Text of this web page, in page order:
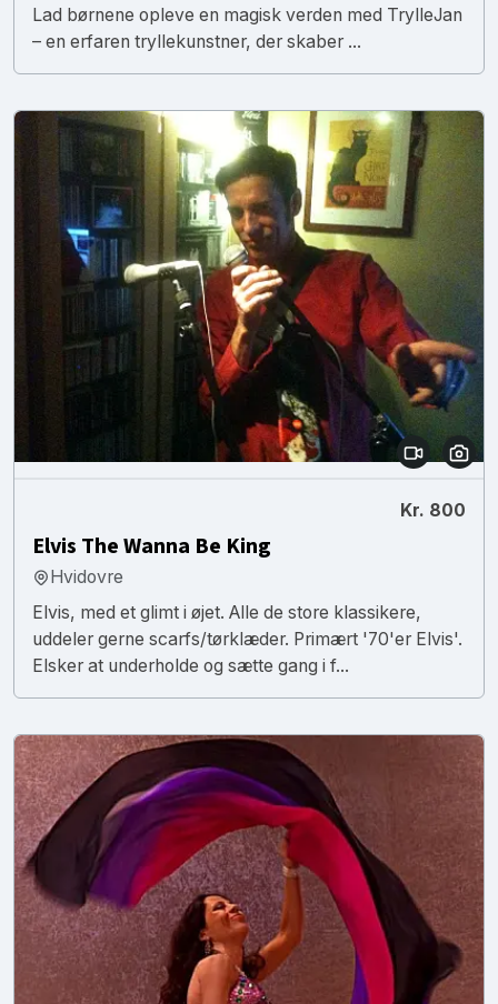
Lad børnene opleve en magisk verden med TrylleJan
– en erfaren tryllekunstner, der skaber ...
Kr. 800
Elvis The Wanna Be King
Hvidovre
Elvis, med et glimt i øjet. Alle de store klassikere,
uddeler gerne scarfs/tørklæder. Primært '70'er Elvis'.
Elsker at underholde og sætte gang i f...